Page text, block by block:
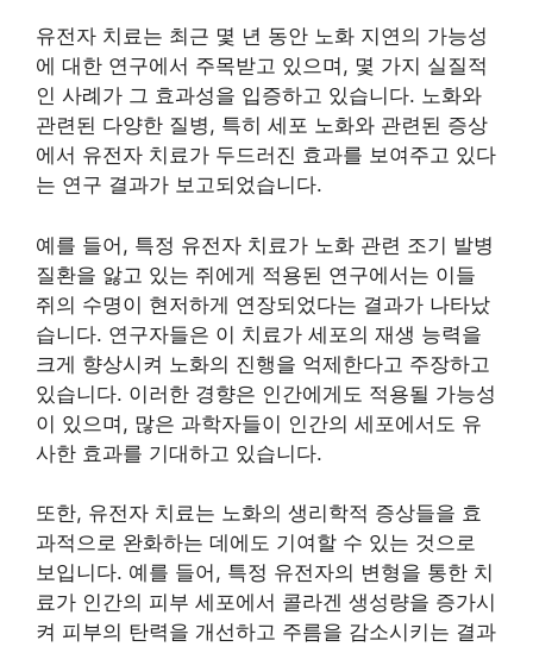
유전자 치료는 최근 몇 년 동안 노화 지연의 가능성
에 대한 연구에서 주목받고 있으며, 몇 가지 실질적
인 사례가 그 효과성을 입증하고 있습니다. 노화와
관련된 다양한 질병, 특히 세포 노화와 관련된 증상
에서 유전자 치료가 두드러진 효과를 보여주고 있다
는 연구 결과가 보고되었습니다.
예를 들어, 특정 유전자 치료가 노화 관련 조기 발병
질환을 앓고 있는 쥐에게 적용된 연구에서는 이들
쥐의 수명이 현저하게 연장되었다는 결과가 나타났
습니다. 연구자들은 이 치료가 세포의 재생 능력을
크게 향상시켜 노화의 진행을 억제한다고 주장하고
있습니다. 이러한 경향은 인간에게도 적용될 가능성
이 있으며, 많은 과학자들이 인간의 세포에서도 유
사한 효과를 기대하고 있습니다.
또한, 유전자 치료는 노화의 생리학적 증상들을 효
과적으로 완화하는 데에도 기여할 수 있는 것으로
보입니다. 예를 들어, 특정 유전자의 변형을 통한 치
료가 인간의 피부 세포에서 콜라겐 생성량을 증가시
켜 피부의 탄력을 개선하고 주름을 감소시키는 결과